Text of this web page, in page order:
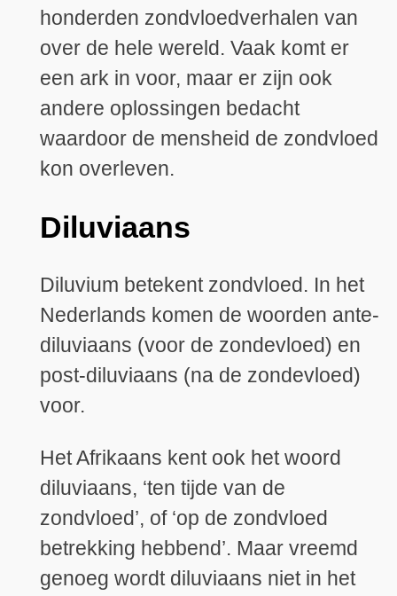
honderden zondvloedverhalen van
over de hele wereld. Vaak komt er
een ark in voor, maar er zijn ook
andere oplossingen bedacht
waardoor de mensheid de zondvloed
kon overleven.
Diluviaans
Diluvium betekent zondvloed. In het
Nederlands komen de woorden ante-
diluviaans (voor de zondevloed) en
post-diluviaans (na de zondevloed)
voor.
Het Afrikaans kent ook het woord
diluviaans, ‘ten tijde van de
zondvloed’, of ‘op de zondvloed
betrekking hebbend’. Maar vreemd
genoeg wordt diluviaans niet in het